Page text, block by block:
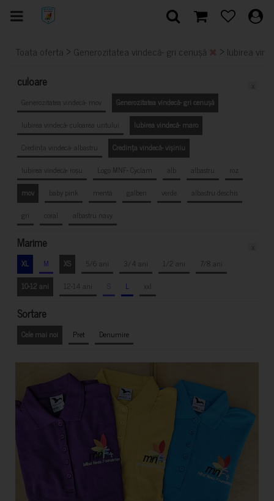
Toata oferta > Generozitatea vindecă- gri cenușă > Iubirea
culoare
Generozitatea vindecă- mov
Generozitatea vindecă- gri cenușă
Iubirea vindecă- culoarea untului
Iubirea vindecă- maro
Credința vindecă- albastru
Credința vindecă- vișiniu
Iubirea vindecă- roșu
Logo MNF- Cyclam alb albastru
roz
mov
baby pink mentă galben verde
albastru deschis
gri
coral albastru navy
Marime
XL M XS 5/6 ani 3/4 ani 1/2 ani
7/8 ani
10-12 ani
12-14 ani S L xxl
Sortare
Cele mai noi Pret Denumire